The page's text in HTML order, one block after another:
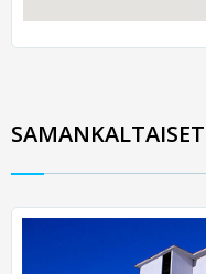
SAMANKALTAISET